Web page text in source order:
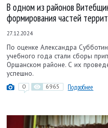
В одном из районов
формирования частей
27.12.2024
По оценке Александра
учебного года стали сборы
Оршанском районе. С их
успешно.
0 6965 Подробнее